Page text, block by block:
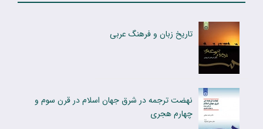
تاریخ زبان و فرهنگ عربی
نهضت ترجمه در شرق جهان اسلام در قرن سوم و
چهارم هجری